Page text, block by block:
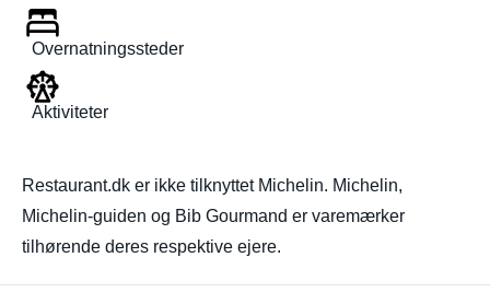
Overnatningssteder
Aktiviteter
Restaurant.dk er ikke tilknyttet Michelin. Michelin,
Michelin-guiden og Bib Gourmand er varemærker
tilhørende deres respektive ejere.